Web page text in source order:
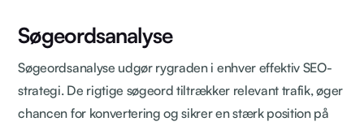
Søgeordsanalyse
Søgeordsanalyse udgør rygraden i enhver effektiv SEO-
strategi. De rigtige søgeord tiltrækker relevant trafik, øger
chancen for konvertering og sikrer en stærk position på